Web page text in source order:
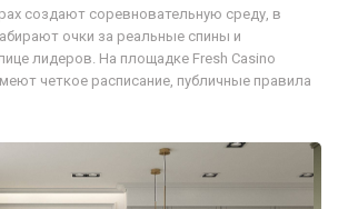
создают соревновательную среду, в
очки за реальные спины и
лидеров. На площадке Fresh Casino
четкое расписание, публичные правила